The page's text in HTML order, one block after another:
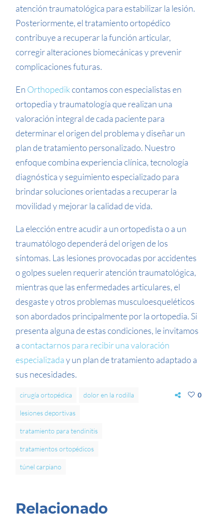
atención traumatológica para estabilizar la lesión.
Posteriormente, el tratamiento ortopédico
contribuye a recuperar la función articular,
corregir alteraciones biomecánicas y prevenir
complicaciones futuras.
En Orthopedikcontamos con especialistas en
ortopedia y traumatología que realizan una
valoración integral de cada paciente para
determinar el origen del problema y diseñar un
plan de tratamiento personalizado. Nuestro
enfoque combina experiencia clínica, tecnología
diagnóstica y seguimiento especializado para
brindar soluciones orientadas a recuperar la
movilidad y mejorar la calidad de vida.
La elección entre acudir a un ortopedista o a un
traumatólogo dependerá del origen de los
síntomas. Las lesiones provocadas por accidentes
o golpes suelen requerir atención traumatológica,
mientras que las enfermedades articulares, el
desgaste y otros problemas musculoesqueléticos
son abordados principalmente por la ortopedia. Si
presenta alguna de estas condiciones, le invitamos
acontactarnos para recibir una valoración
especializaday un plan de tratamiento adaptado a
sus necesidades.
cirugía ortopédica dolor en la rodilla
lesiones deportivas
tratamiento para tendinitis
tratamientos ortopédicos
túnel carpiano
0
Relacionado